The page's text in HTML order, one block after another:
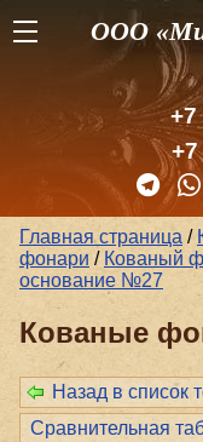
ООО
+7
+7
Главная страница /
фонари / Кованый
основание №27
Кованые
Назад в список
Сравнительная